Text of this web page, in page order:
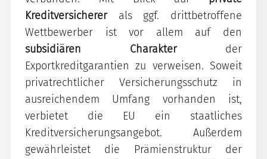
Kreditversichererals ggf. drittbetroffene
Wettbewerber ist vor allem auf den
subsidiären Charakterder
Exportkreditgarantien zu verweisen. Soweit
privatrechtlicher Versicherungsschutz in
ausreichendem Umfang vorhanden ist,
verbietet die EU ein staatliches
Kreditversicherungsangebot. Außerdem
gewährleistet die Prämienstruktur der